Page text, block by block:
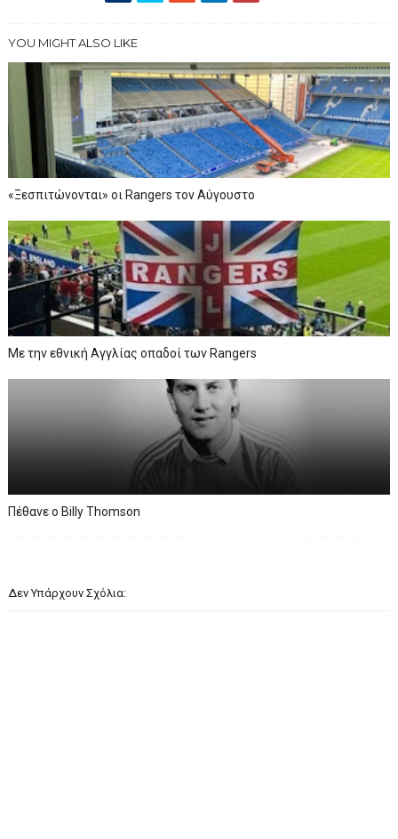
YOU MIGHT ALSO LIKE
«Ξεσπιτώνονται» οι Rangers τον Αύγουστο
Με την εθνική Αγγλίας οπαδοί των Rangers
Πέθανε ο Billy Thomson
Δεν Υπάρχουν Σχόλια: